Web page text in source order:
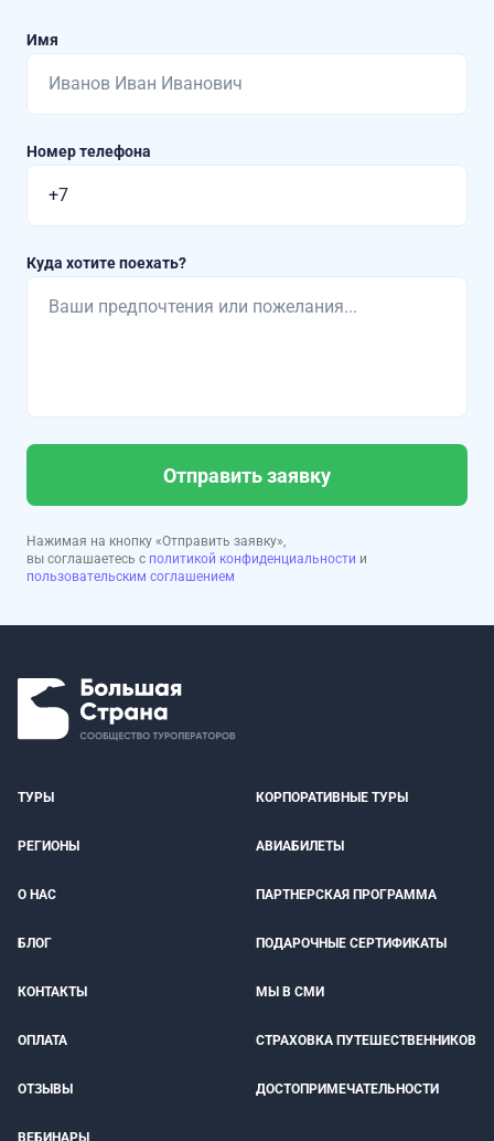
Имя
Номер телефона
Куда хотите поехать?
Отправить заявку
Нажимая на кнопку «Отправить заявку»,
вы соглашаетесь с политикой конфиденциальности и
пользовательским соглашением
ТУРЫ КОРПОРАТИВНЫЕ ТУРЫ
РЕГИОНЫ АВИАБИЛЕТЫ
О НАС ПАРТНЕРСКАЯ ПРОГРАММА
БЛОГ ПОДАРОЧНЫЕ СЕРТИФИКАТЫ
КОНТАКТЫ МЫ В СМИ
ОПЛАТА СТРАХОВКА ПУТЕШЕСТВЕННИКОВ
ОТЗЫВЫ ДОСТОПРИМЕЧАТЕЛЬНОСТИ
ВЕБИНАРЫ